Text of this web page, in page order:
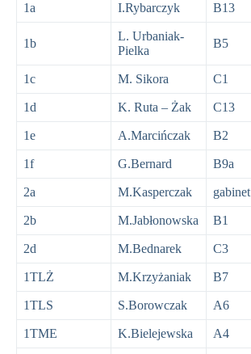
1a I.Rybarczyk B13
1b
L. Urbaniak-
Pielka
B5
1c M. Sikora C1
1d K. Ruta – Żak C13
1e A.Marcińczak B2
1f G.Bernard B9a
2a M.Kasperczak gabinet
2b M.Jabłonowska B1
2d M.Bednarek C3
1TLŻ M.Krzyżaniak B7
1TLS S.Borowczak A6
1TME K.Bielejewska A4